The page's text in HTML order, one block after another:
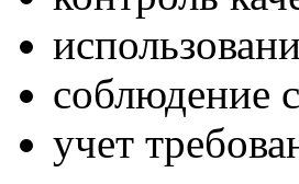
соблюдение
учет